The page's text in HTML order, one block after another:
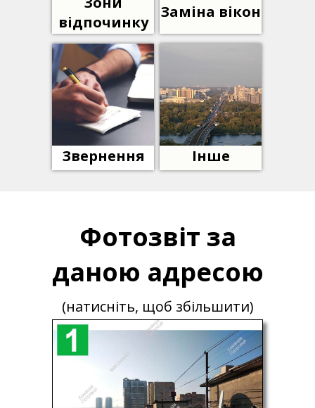
відпочинку
Інше
Звернення
Заміна вікон
(натисніть, щоб збільшити)
Фотозвіт за
даною адресою